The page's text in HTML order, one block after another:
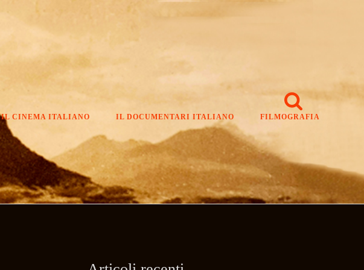
IL CINEMA ITALIANO IL DOCUMENTARI ITALIANO FILMOGRAFIA